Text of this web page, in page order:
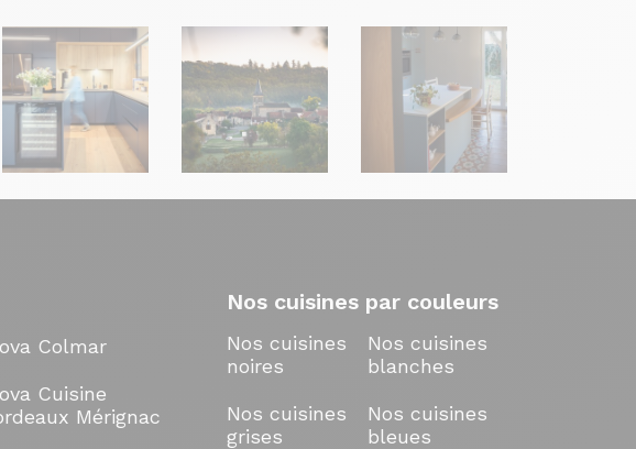
Colmar
Cuisine
Mérignac
Nos cuisines par couleurs
Nos cuisines
noires
Nos cuisines
blanches
Nos cuisines
grises
Nos cuisines
bleues